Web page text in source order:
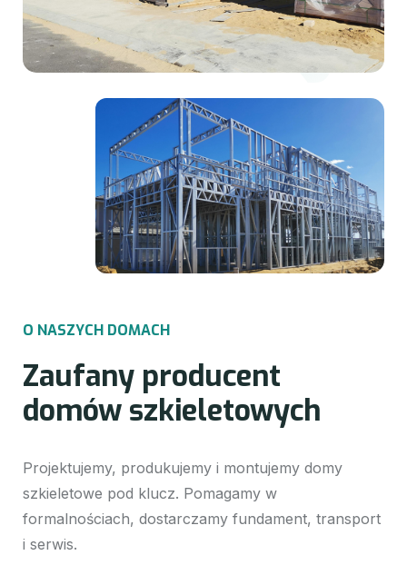
O NASZYCH DOMACH
Zaufany producent
domów szkieletowych
Projektujemy, produkujemy i montujemy domy
szkieletowe pod klucz. Pomagamy w
formalnościach, dostarczamy fundament, transport
i serwis.